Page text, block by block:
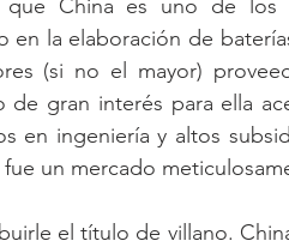
que China es uno de
en la elaboración de
(si no el mayor)
de gran interés para ella
en ingeniería y altos
un mercado
el título de villano.